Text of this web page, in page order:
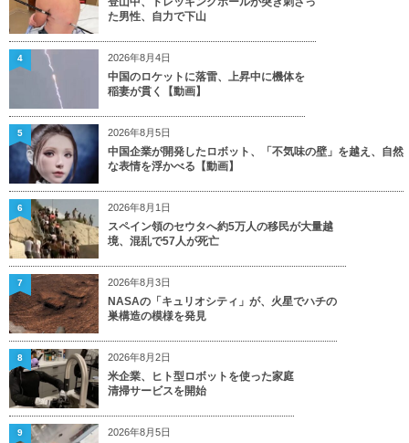
た男性、自力で下山
2026年8月4日
中国のロケットに落雷、上昇中に機体を
稲妻が貫く【動画】
4
2026年8月5日
中国企業が開発したロボット、「不気味の壁」を越え、自然
な表情を浮かべる【動画】
5
2026年8月1日
スペイン領のセウタへ約5万人の移民が大量越
境、混乱で57人が死亡
6
2026年8月3日
NASAの「キュリオシティ」が、火星でハチの
巣構造の模様を発見
7
2026年8月2日
米企業、ヒト型ロボットを使った家庭
清掃サービスを開始
8
2026年8月5日
9